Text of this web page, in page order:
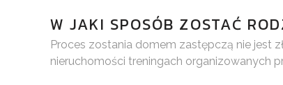
W JAKI SPOSÓB ZOSTAĆ
Proces zostania domem zastępczą nie jest
nieruchomości treningach organizowanych